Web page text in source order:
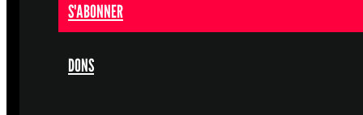
S'ABONNER
DONS